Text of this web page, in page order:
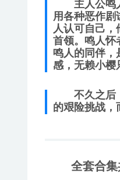
主人公鸣人
用各种恶作剧
人认可自己，
首领。鸣人怀
鸣人的同伴，
感，无赖小樱
不久之后，
的艰险挑战，
全套合集共